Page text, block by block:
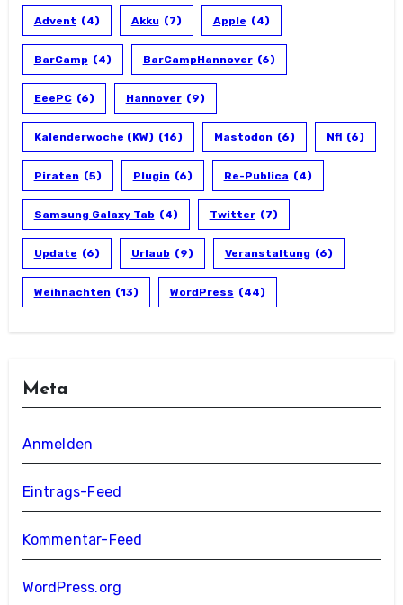
Advent (4) Akku (7) Apple (4)
BarCamp (4) BarCampHannover (6)
EeePC (6) Hannover (9)
Kalenderwoche (KW) (16) Mastodon (6) Nfl (6)
Piraten (5) Plugin (6) Re-Publica (4)
Samsung Galaxy Tab (4) Twitter (7)
Update (6) Urlaub (9) Veranstaltung (6)
Weihnachten (13) WordPress (44)
Meta
Anmelden
Eintrags-Feed
Kommentar-Feed
WordPress.org